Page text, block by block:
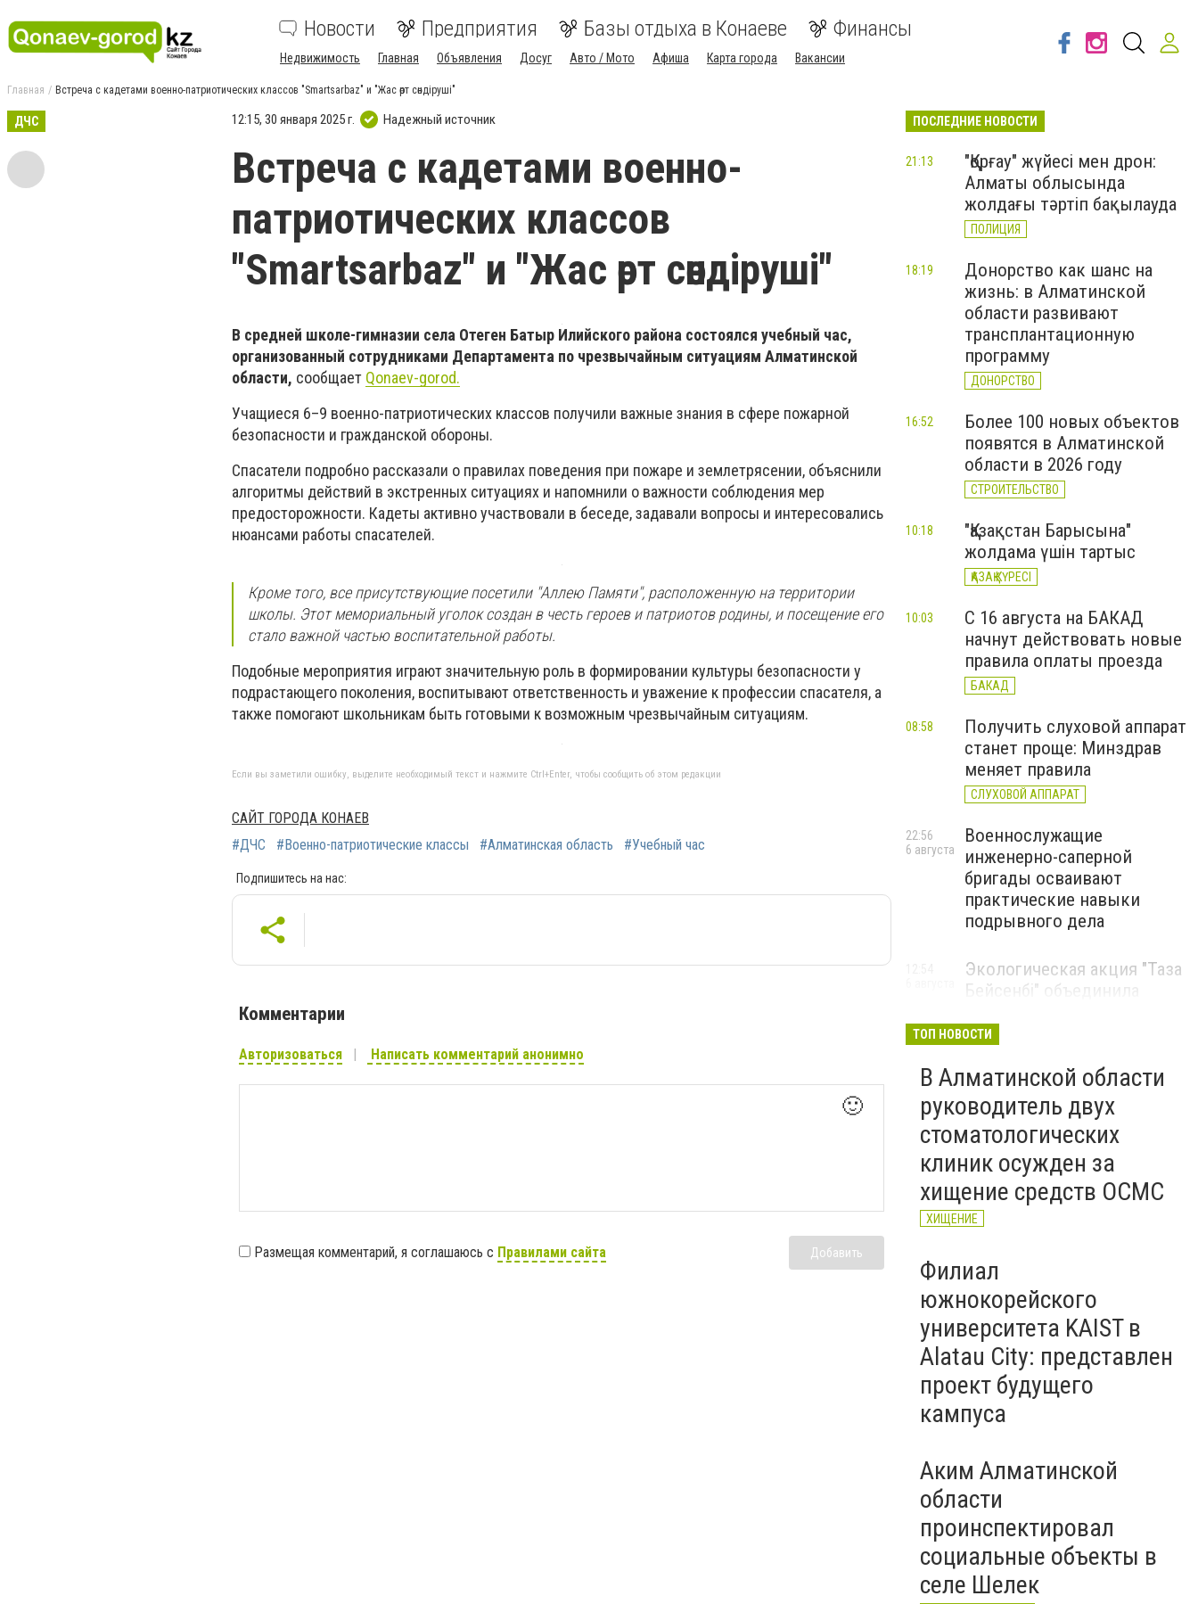
Новости Предприятия Базы отдыха в Конаеве Финансы
Недвижимость Главная Объявления Досуг Авто / Мото Афиша Карта города Вакансии
Главная Встреча с кадетами военно-патриотических классов "Smartsarbaz" и "Жас өрт сөндіруші"
ДЧС 12:15, 30 января 2025 г. Надежный источник
Встреча с кадетами военно-
патриотических классов
"Smartsarbaz" и "Жас өрт сөндіруші"
В средней школе-гимназии села Отеген Батыр Илийского района состоялся учебный час,
организованный сотрудниками Департамента по чрезвычайным ситуациям Алматинской
области, сообщает Qonaev-gorod.
Учащиеся 6–9 военно-патриотических классов получили важные знания в сфере пожарной
безопасности и гражданской обороны.
Спасатели подробно рассказали о правилах поведения при пожаре и землетрясении, объяснили
алгоритмы действий в экстренных ситуациях и напомнили о важности соблюдения мер
предосторожности. Кадеты активно участвовали в беседе, задавали вопросы и интересовались
нюансами работы спасателей.
Кроме того, все присутствующие посетили "Аллею Памяти", расположенную на территории
школы. Этот мемориальный уголок создан в честь героев и патриотов родины, и посещение его
стало важной частью воспитательной работы.
Подобные мероприятия играют значительную роль в формировании культуры безопасности у
подрастающего поколения, воспитывают ответственность и уважение к профессии спасателя, а
также помогают школьникам быть готовыми к возможным чрезвычайным ситуациям.
Если вы заметили ошибку, выделите необходимый текст и нажмите Ctrl+Enter, чтобы сообщить об этом редакции
САЙТ ГОРОДА КОНАЕВ
#ДЧС
#Военно-патриотические классы #Алматинская область #Учебный час
Подпишитесь на нас:
Комментарии
Авторизоваться Написать комментарий анонимно
🙂
Размещая комментарий, я соглашаюсь с Правилами сайта Добавить
ПОСЛЕДНИЕ НОВОСТИ
"Қорғау" жүйесі мен дрон:
Алматы облысында
жолдағы тәртіп бақылауда
ПОЛИЦИЯ
21:13
Донорство как шанс на
жизнь: в Алматинской
области развивают
трансплантационную
программу
ДОНОРСТВО
18:19
Более 100 новых объектов
появятся в Алматинской
области в 2026 году
СТРОИТЕЛЬСТВО
16:52
"Қазақстан Барысына"
жолдама үшін тартыс
ҚАЗАҚ КҮРЕСІ
10:18
С 16 августа на БАКАД
начнут действовать новые
правила оплаты проезда
БАКАД
10:03
Получить слуховой аппарат
станет проще: Минздрав
меняет правила
СЛУХОВОЙ АППАРАТ
08:58
Военнослужащие
инженерно-саперной
бригады осваивают
практические навыки
подрывного дела
22:56
6 августа
Экологическая акция "Таза
Бейсенбі" объединила
Алматинской области
ТОП НОВОСТИ
В Алматинской области
руководитель двух
стоматологических
клиник осужден за
хищение средств ОСМС
ХИЩЕНИЕ
Филиал
южнокорейского
университета KAIST в
Alatau City: представлен
проект будущего
кампуса
Аким Алматинской
области
проинспектировал
социальные объекты в
селе Шелек